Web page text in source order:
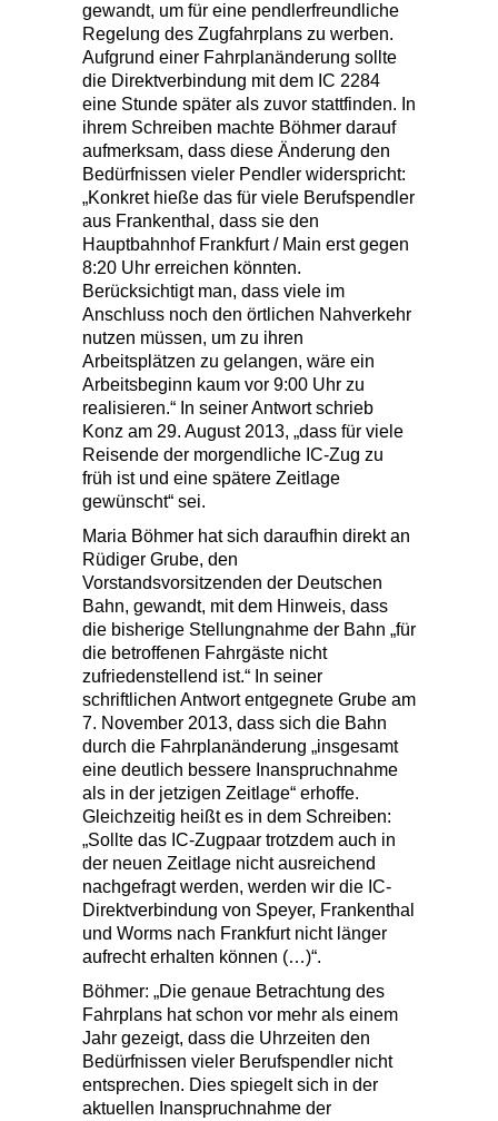
gewandt, um für eine pendlerfreundliche
Regelung des Zugfahrplans zu werben.
Aufgrund einer Fahrplanänderung sollte
die Direktverbindung mit dem IC 2284
eine Stunde später als zuvor stattfinden. In
ihrem Schreiben machte Böhmer darauf
aufmerksam, dass diese Änderung den
Bedürfnissen vieler Pendler widerspricht:
Konkret hieße das für viele Berufspendler
aus Frankenthal, dass sie den
Hauptbahnhof Frankfurt / Main erst gegen
8:20 Uhr erreichen könnten.
Berücksichtigt man, dass viele im
Anschluss noch den örtlichen Nahverkehr
nutzen müssen, um zu ihren
Arbeitsplätzen zu gelangen, wäre ein
Arbeitsbeginn kaum vor 9:00 Uhr zu
realisieren.“ In seiner Antwort schrieb
Konz am 29. August 2013, „dass für viele
Reisende der morgendliche IC-Zug zu
früh ist und eine spätere Zeitlage
gewünscht“ sei.
Maria Böhmer hat sich daraufhin direkt an
Rüdiger Grube, den
Vorstandsvorsitzenden der Deutschen
Bahn, gewandt, mit dem Hinweis, dass
die bisherige Stellungnahme der Bahn „für
die betroffenen Fahrgäste nicht
zufriedenstellend ist.“ In seiner
schriftlichen Antwort entgegnete Grube am
7. November 2013, dass sich die Bahn
durch die Fahrplanänderung „insgesamt
eine deutlich bessere Inanspruchnahme
als in der jetzigen Zeitlage“ erhoffe.
Gleichzeitig heißt es in dem Schreiben:
Sollte das IC-Zugpaar trotzdem auch in
der neuen Zeitlage nicht ausreichend
nachgefragt werden, werden wir die IC-
Direktverbindung von Speyer, Frankenthal
und Worms nach Frankfurt nicht länger
aufrecht erhalten können (…)“.
Böhmer: „Die genaue Betrachtung des
Fahrplans hat schon vor mehr als einem
Jahr gezeigt, dass die Uhrzeiten den
Bedürfnissen vieler Berufspendler nicht
entsprechen. Dies spiegelt sich in der
aktuellen Inanspruchnahme der